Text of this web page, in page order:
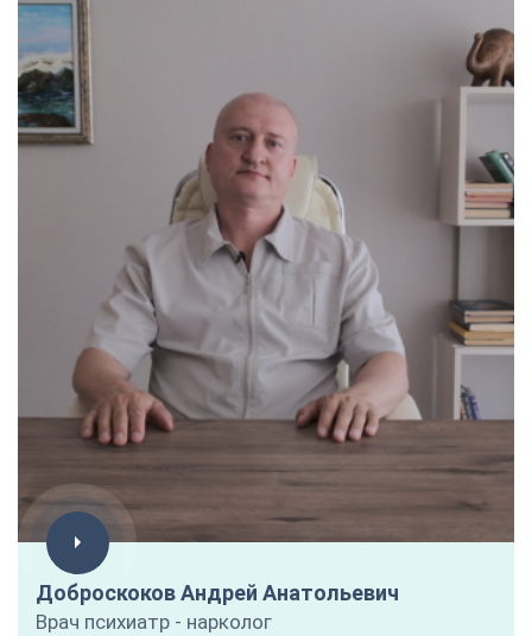
Доброскоков Андрей Анатольевич
Врач психиатр - нарколог